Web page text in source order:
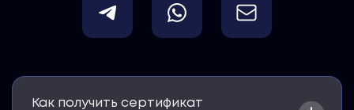
Как получить сертификат